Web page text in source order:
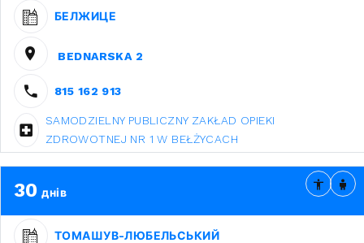
БЕЛЖИЦЕ
BEDNARSKA 2
815 162 913
SAMODZIELNY PUBLICZNY ZAKŁAD OPIEKI
ZDROWOTNEJ NR 1 W BEŁŻYCACH
30 днів
ТОМАШУВ-ЛЮБЕЛЬСЬКИЙ